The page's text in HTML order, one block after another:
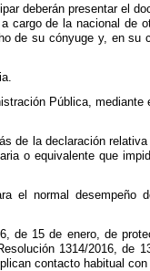
deberán presentar el
de la nacional de
de su cónyuge y, en
Pública,
de la declaración
o equivalente que
el normal
de 15 de enero, de
1314/2016, de
contacto habitual